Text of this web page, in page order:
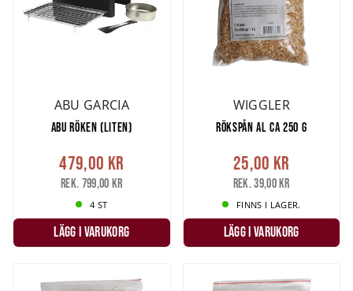
ABU GARCIA
ABU RÖKEN (LITEN)
479,00 kr
Rek. 799,00 kr
4 ST
LÄGG I VARUKORG
WIGGLER
RÖKSPÅN AL CA 250 G
25,00 kr
Rek. 39,00 kr
FINNS I LAGER.
LÄGG I VARUKORG